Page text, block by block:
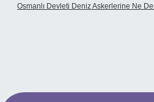
Osmanlı Devleti Deniz Askerlerine Ne
giriş